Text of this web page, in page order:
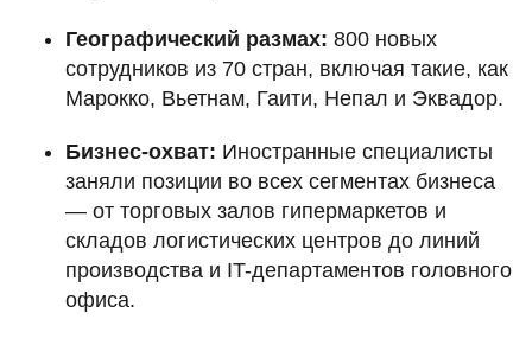
Географический размах: 800 новых
сотрудников из 70 стран, включая такие, как
Марокко, Вьетнам, Гаити, Непал и Эквадор.
Бизнес-охват: Иностранные специалисты
заняли позиции во всех сегментах бизнеса
— от торговых залов гипермаркетов и
складов логистических центров до линий
производства и IT-департаментов головного
офиса.